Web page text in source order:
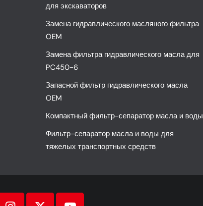
для экскаваторов
Замена гидравлического масляного фильтра
OEM
Замена фильтра гидравлического масла для
PC450-6
Запасной фильтр гидравлического масла
OEM
Компактный фильтр-сепаратор масла и воды
Фильтр-сепаратор масла и воды для
тяжелых транспортных средств